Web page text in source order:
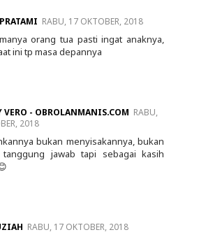
RABU, 17 OKTOBER, 2018
orang tua pasti ingat anaknya,
ini tp masa depannya
VERO - OBROLANMANIS.COM RABU,
2018
bukan menyisakannya, bukan
tanggung jawab tapi sebagai kasih
RABU, 17 OKTOBER, 2018